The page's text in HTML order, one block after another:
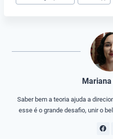
Saber bem a teoria ajuda a
esse é o grande desafio, unir o